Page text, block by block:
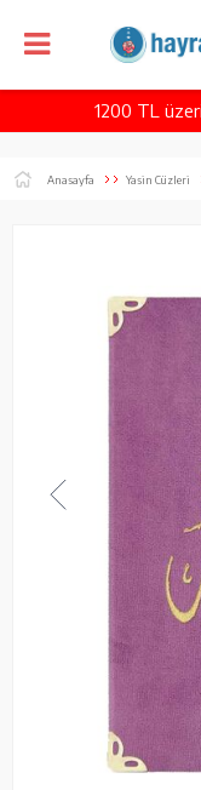
1200 TL
Anasayfa Yasin Cüzleri